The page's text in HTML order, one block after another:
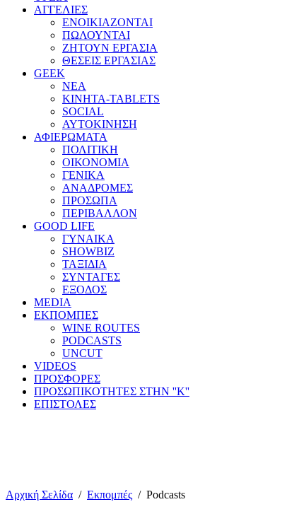
ΑΓΓΕΛΙΕΣ
ΕΝΟΙΚΙΑΖΟΝΤΑΙ
ΠΩΛΟΥΝΤΑΙ
ΖΗΤΟΥΝ ΕΡΓΑΣΙΑ
ΘΕΣΕΙΣ ΕΡΓΑΣΙΑΣ
GEEK
ΝΕΑ
ΚΙΝΗΤΑ-TABLETS
SOCIAL
ΑΥΤΟΚΙΝΗΣΗ
ΑΦΙΕΡΩΜΑΤΑ
ΠΟΛΙΤΙΚΗ
ΟΙΚΟΝΟΜΙΑ
ΓΕΝΙΚΑ
ΑΝΑΔΡΟΜΕΣ
ΠΡΟΣΩΠΑ
ΠΕΡΙΒΑΛΛΟΝ
GOOD LIFE
ΓΥΝΑΙΚΑ
SHOWBIZ
ΤΑΞΙΔΙΑ
ΣΥΝΤΑΓΕΣ
ΕΞΟΔΟΣ
MEDIA
ΕΚΠΟΜΠΕΣ
WINE ROUTES
PODCASTS
UNCUT
VIDEOS
ΠΡΟΣΦΟΡΕΣ
ΠΡΟΣΩΠΙΚΟΤΗΤΕΣ ΣΤΗΝ ''Κ''
ΕΠΙΣΤΟΛΕΣ
Αρχική Σελίδα / Εκπομπές / Podcasts